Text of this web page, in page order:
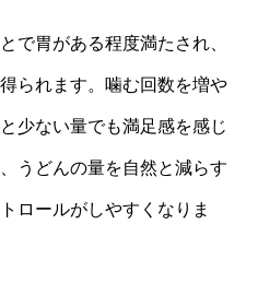
で胃がある程度満たされ、
られます。噛む回数を増や
少ない量でも満足感を感じ
うどんの量を自然と減らす
ロールがしやすくなりま